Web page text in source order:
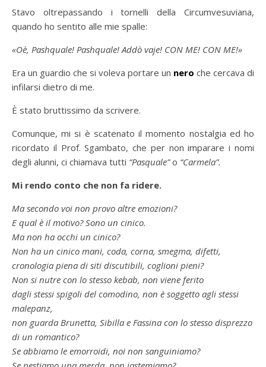
Stavo oltrepassando i tornelli della Circumvesuviana,
quando ho sentito alle mie spalle:
«Oè, Pashquale! Pashquale! Addò vaje! CON ME! CON ME!»
Era un guardio che si voleva portare un nero che cercava di
infilarsi dietro di me.
È stato bruttissimo da scrivere.
Comunque, mi si è scatenato il momento nostalgia ed ho
ricordato il Prof. Sgambato, che per non imparare i nomi
degli alunni, ci chiamava tutti “Pasquale”o “Carmela”.
Mi rendo conto che non fa ridere.
Ma secondo voi non provo altre emozioni?
E qual è il motivo? Sono un cinico.
Ma non ha occhi un cinico?
Non ha un cinico mani, coda, corna, smegma, difetti,
cronologia piena di siti discutibili, coglioni pieni?
Non si nutre con lo stesso kebab, non viene ferito
dagli stessi spigoli del comodino, non è soggetto agli stessi
malepanz,
non guarda Brunetta, Sibilla e Fassina con lo stesso disprezzo
di un romantico?
Se abbiamo le emorroidi, noi non sanguiniamo?